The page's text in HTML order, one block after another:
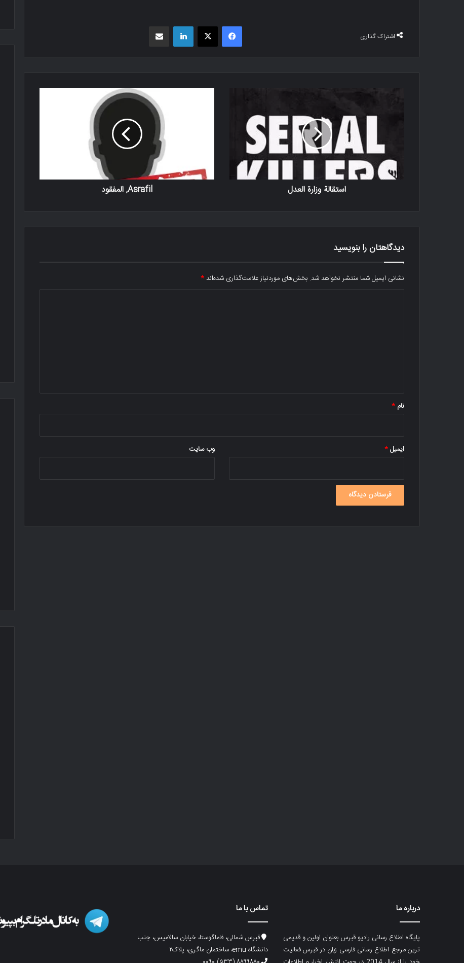
اشتراک گذاری
فیسبوک X
استقالة وزارة العدل Asrafil, المفقود
دیدگاهتان را بنویسید
نشانی ایمیل شما منتشر نخواهد شد. بخش‌های موردنیاز علامت‌گذاری شده‌اند*
نام *
ایمیل* وب‌ سایت
درباره ما
پایگاه اطلاع رسانی رادیو قبرس بعنوان اولین و قدیمی
ترین مرجع اطلاع رسانی فارسی زبان در قبرس فعالیت
تماس با ما
قبرس شمالی، فاماگوستا، خیابان سالامیس، جنب
دانشگاه emu، ساختمان ماگری، پلاک۲